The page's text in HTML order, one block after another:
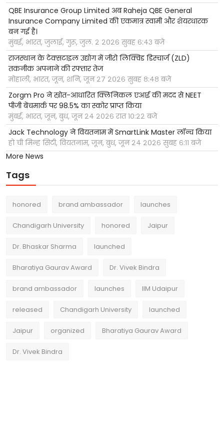
QBE Insurance Group Limited अब Raheja QBE General
Insurance Company Limited की एकमात्र स्वामी और शेयरधारक
बन गई है।
मुंबई, भारत, जुलाई, गुरू, जुल. २ २०२६ सुबह ६:४३ बजे
राजस्थान के टेक्सटाइल उद्योग में जीरो लिक्विड डिस्चार्ज (ZLD)
तकनीक अपनाने की रफ्तार तेज
मोहाली, भारत, जून, शनि, जून २७ २०२६ सुबह ८:४८ बजे
Zorgm Pro ने स्रोत-आधारित क्लिनिकल एआई की मदद से NEET
पीजी बेंचमार्क पर 98.5% का स्कोर प्राप्त किया
मुंबई, भारत, जून, बुध, जून २४ २०२६ रात १०:२२ बजे
Jack Technology ने वियतनाम में SmartLink Master लॉन्च किया
हो ची मिन्ह सिटी, वियतनाम, जून, बुध, जून २४ २०२६ सुबह ६:११ बजे
More News
Tags
honored brand ambassador launches
Chandigarh University honored Jaipur
Dr. Bhaskar Sharma launched
Bharatiya Gaurav Award Dr. Vivek Bindra
brand ambassador launches IIM Udaipur
released Chandigarh University launched
Jaipur organized Bharatiya Gaurav Award
Dr. Vivek Bindra